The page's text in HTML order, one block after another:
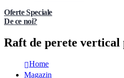
Oferte Speciale
De ce noi?
Raft de perete
Home
Magazin